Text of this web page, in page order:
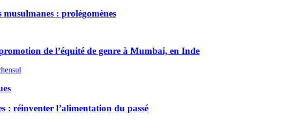
: prolégomènes
de l’équité de genre à Mumbai, en Inde
: réinventer l’alimentation du passé